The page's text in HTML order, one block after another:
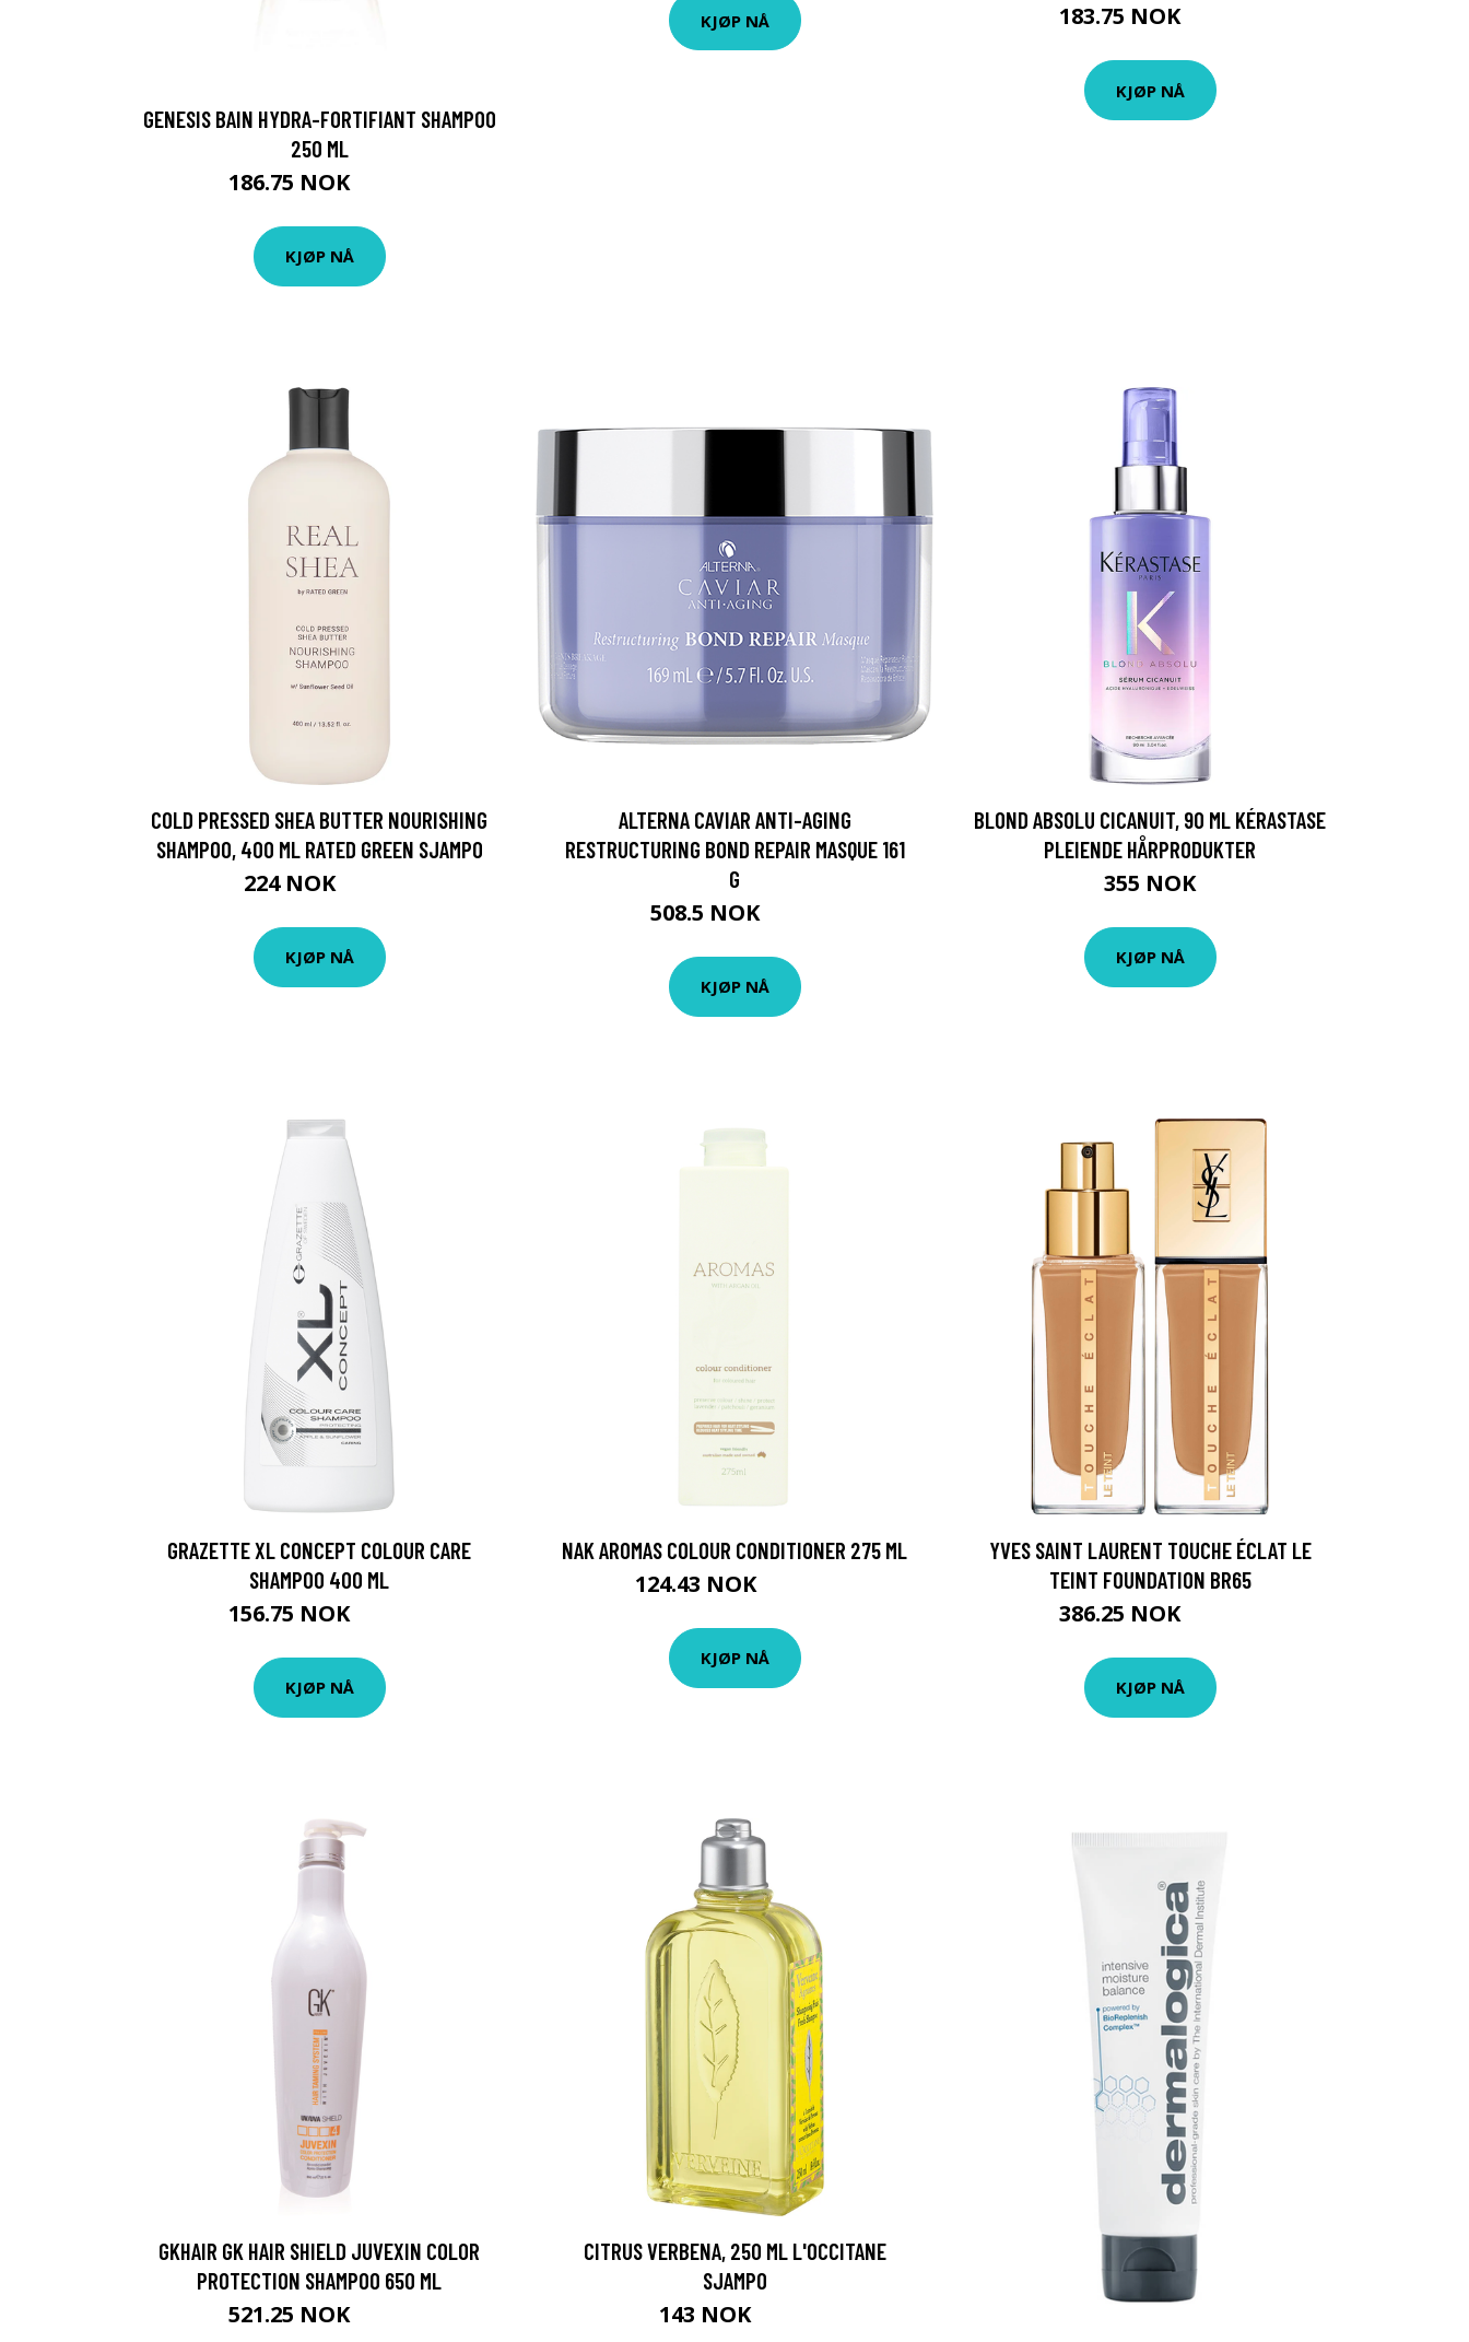
GENESIS BAIN HYDRA-FORTIFIANT SHAMPOO
250 ML
186.75 NOK
KJØP NÅ
KJØP NÅ 183.75 NOK
KJØP NÅ
COLD PRESSED SHEA BUTTER NOURISHING
SHAMPOO, 400 ML RATED GREEN SJAMPO
224 NOK
KJØP NÅ
ALTERNA CAVIAR ANTI-AGING
RESTRUCTURING BOND REPAIR MASQUE 161
G
508.5 NOK
KJØP NÅ
BLOND ABSOLU CICANUIT, 90 ML KÉRASTASE
PLEIENDE HÅRPRODUKTER
355 NOK
KJØP NÅ
GRAZETTE XL CONCEPT COLOUR CARE
SHAMPOO 400 ML
156.75 NOK
KJØP NÅ
NAK AROMAS COLOUR CONDITIONER 275 ML
124.43 NOK
KJØP NÅ
YVES SAINT LAURENT TOUCHE ÉCLAT LE
TEINT FOUNDATION BR65
386.25 NOK
KJØP NÅ
GKHAIR GK HAIR SHIELD JUVEXIN COLOR
PROTECTION SHAMPOO 650 ML
521.25 NOK
CITRUS VERBENA, 250 ML L'OCCITANE
SJAMPO
143 NOK